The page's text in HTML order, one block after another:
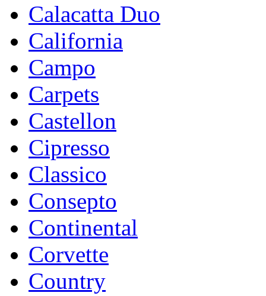
Calacatta Duo
California
Campo
Carpets
Castellon
Cipresso
Classico
Consepto
Continental
Corvette
Country